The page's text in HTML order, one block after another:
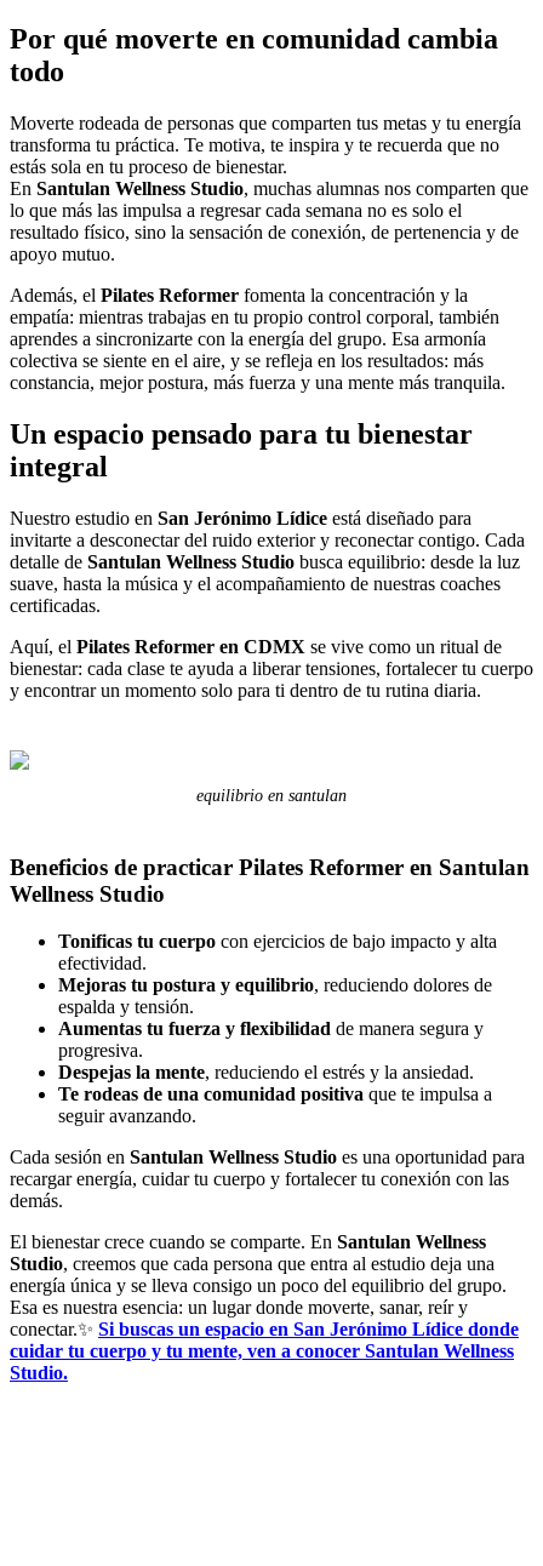
Por qué moverte en comunidad cambia
todo
Moverte rodeada de personas que comparten tus metas y tu energía
transforma tu práctica. Te motiva, te inspira y te recuerda que no
estás sola en tu proceso de bienestar.
En Santulan Wellness Studio, muchas alumnas nos comparten que
lo que más las impulsa a regresar cada semana no es solo el
resultado físico, sino la sensación de conexión, de pertenencia y de
apoyo mutuo.
Además, el Pilates Reformer fomenta la concentración y la
empatía: mientras trabajas en tu propio control corporal, también
aprendes a sincronizarte con la energía del grupo. Esa armonía
colectiva se siente en el aire, y se refleja en los resultados: más
constancia, mejor postura, más fuerza y una mente más tranquila.
Un espacio pensado para tu bienestar
integral
Nuestro estudio en San Jerónimo Lídice está diseñado para
invitarte a desconectar del ruido exterior y reconectar contigo. Cada
detalle de Santulan Wellness Studio busca equilibrio: desde la luz
suave, hasta la música y el acompañamiento de nuestras coaches
certificadas.
Aquí, el Pilates Reformer en CDMX se vive como un ritual de
bienestar: cada clase te ayuda a liberar tensiones, fortalecer tu cuerpo
y encontrar un momento solo para ti dentro de tu rutina diaria.
equilibrio en santulan
Beneficios de practicar Pilates Reformer en Santulan
Wellness Studio
Tonificas tu cuerpo con ejercicios de bajo impacto y alta
efectividad.
Mejoras tu postura y equilibrio, reduciendo dolores de
espalda y tensión.
Aumentas tu fuerza y flexibilidad de manera segura y
progresiva.
Despejas la mente, reduciendo el estrés y la ansiedad.
Te rodeas de una comunidad positiva que te impulsa a
seguir avanzando.
Cada sesión en Santulan Wellness Studio es una oportunidad para
recargar energía, cuidar tu cuerpo y fortalecer tu conexión con las
demás.
El bienestar crece cuando se comparte. En Santulan Wellness
Studio, creemos que cada persona que entra al estudio deja una
energía única y se lleva consigo un poco del equilibrio del grupo.
Esa es nuestra esencia: un lugar donde moverte, sanar, reír y
conectar.✨ Si buscas un espacio en San Jerónimo Lídice donde
cuidar tu cuerpo y tu mente, ven a conocer Santulan Wellness
Studio.